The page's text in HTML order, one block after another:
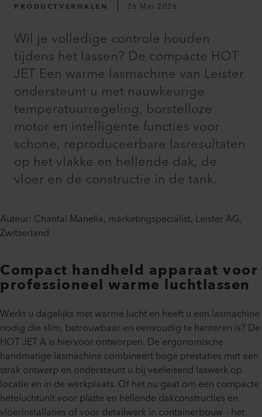
PRODUCTVERHALEN 26 Mei 2026
Wil je volledige controle houden
tijdens het lassen? De compacte HOT
JET Een warme lasmachine van Leister
ondersteunt u met nauwkeurige
temperatuurregeling, borstelloze
motor en intelligente functies voor
schone, reproduceerbare lasresultaten
op het vlakke en hellende dak, de
vloer en de constructie in de tank.
Auteur: Chantal Manella, marketingspecialist, Leister AG,
Zwitserland
Compact handheld apparaat voor
professioneel warme luchtlassen
Werkt u dagelijks met warme lucht en heeft u een lasmachine
nodig die slim, betrouwbaar en eenvoudig te hanteren is? De
HOT JET A is hiervoor ontworpen. De ergonomische
handmatige lasmachine combineert hoge prestaties met een
strak ontwerp en ondersteunt u bij veeleisend laswerk op
locatie en in de werkplaats. Of het nu gaat om een compacte
heteluchtunit voor platte en hellende dakconstructies en
vloerinstallaties of voor detailwerk in containerbouw – het